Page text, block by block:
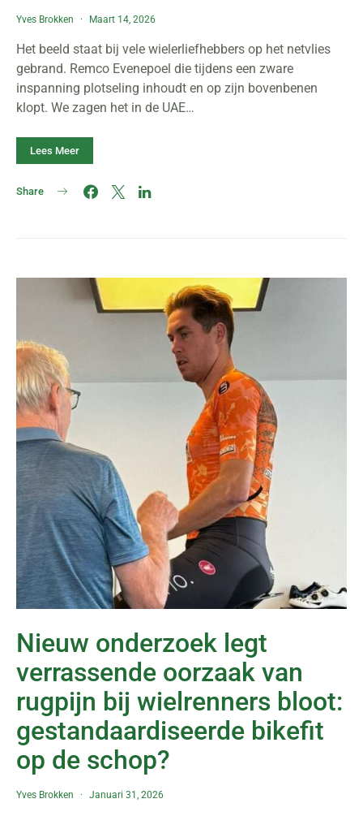
Yves Brokken Maart 14, 2026
Het beeld staat bij vele wielerliefhebbers op het netvlies
gebrand. Remco Evenepoel die tijdens een zware
inspanning plotseling inhoudt en op zijn bovenbenen
klopt. We zagen het in de UAE…
Lees Meer
Share
Nieuw onderzoek legt
verrassende oorzaak van
rugpijn bij wielrenners bloot:
gestandaardiseerde bikefit
op de schop?
Yves Brokken Januari 31, 2026